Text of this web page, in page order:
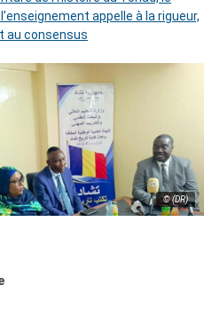
appelle à la rigueur,
au consensus
© (DR)